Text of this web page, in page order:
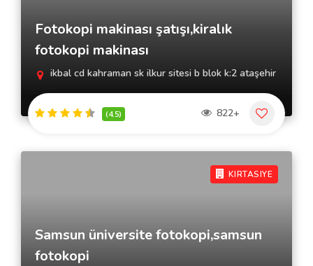
Fotokopi makinası şatışı,kiralık
fotokopi makinası
ikbal cd kahraman sk ilkur sitesi b blok k:2 ataşehir
(4.5) 822+
KIRTASIYE
Samsun üniversite fotokopi,samsun
fotokopi